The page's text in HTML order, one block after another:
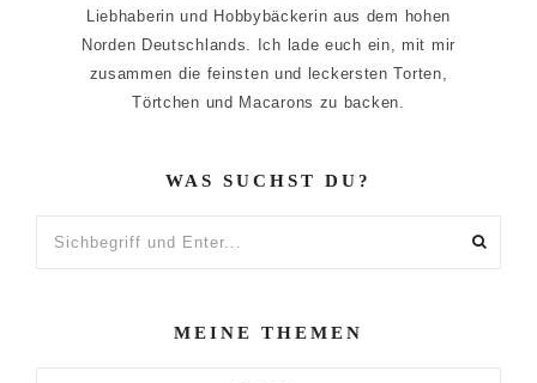
Liebhaberin und Hobbybäckerin aus dem hohen
Norden Deutschlands. Ich lade euch ein, mit mir
zusammen die feinsten und leckersten Torten,
Törtchen und Macarons zu backen.
WAS SUCHST DU?
MEINE THEMEN